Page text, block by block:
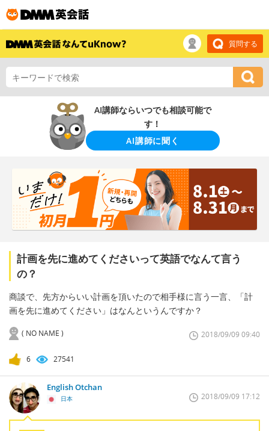
質問する
AI講師ならいつでも相談可能で
す！
AI講師に聞く
計画を先に進めてくださいって英語でなんて言う
の？
商談で、先方からいい計画を頂いたので相手様に言う一言、「計
画を先に進めてください」はなんというんですか？
( NO NAME ) 2018/09/09 09:40
6 27541
English Otchan
日本 2018/09/09 17:12